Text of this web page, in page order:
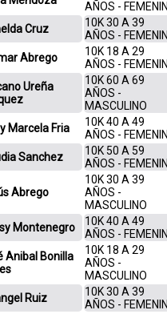
AÑOS -
Cruz
10K 30 A 39
AÑOS -
Abrego
10K 18 A 29
AÑOS -
Ureña
10K 60 A 69
AÑOS -
MASCULINO
Marcela Fria
10K 40 A 49
AÑOS -
Sanchez
10K 50 A 59
AÑOS -
Abrego
10K 30 A 39
AÑOS -
MASCULINO
Montenegro
10K 40 A 49
AÑOS -
Anibal Bonilla
10K 18 A 29
AÑOS -
MASCULINO
Ruiz
10K 30 A 39
AÑOS -